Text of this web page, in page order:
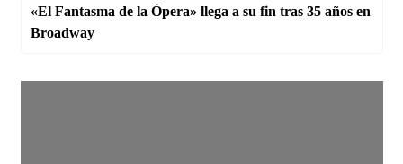
«El Fantasma de la Ópera» llega a su fin tras 35 años en
Broadway